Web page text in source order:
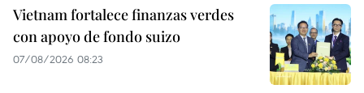
Vietnam fortalece finanzas verdes
con apoyo de fondo suizo
07/08/2026 08:23